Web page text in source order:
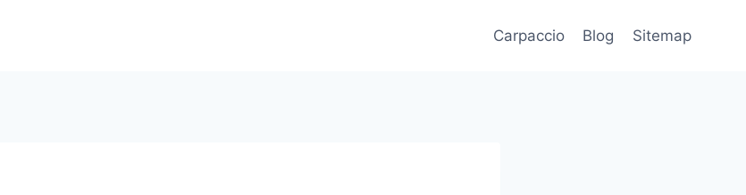
Carpaccio Blog Sitemap